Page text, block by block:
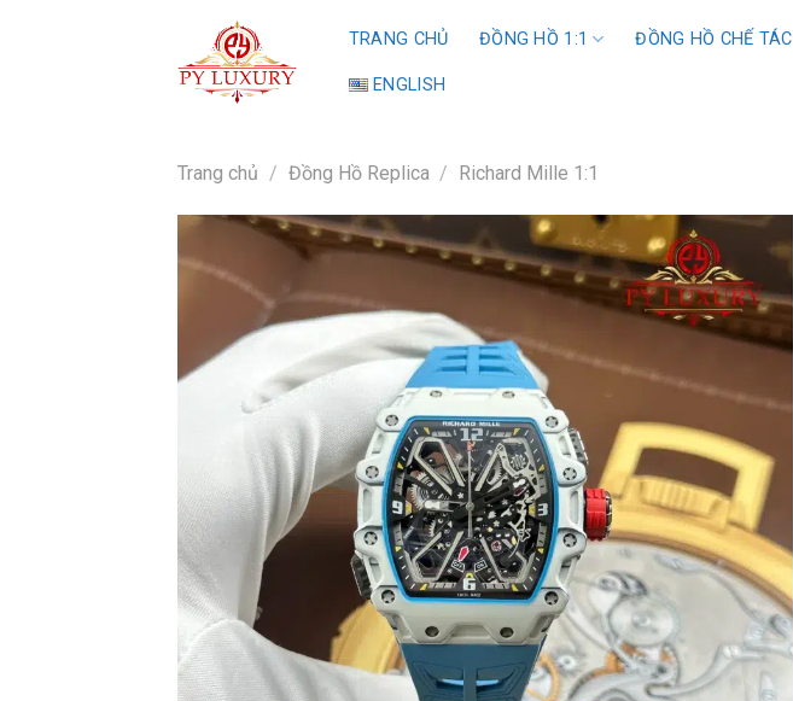
TRANG CHỦ ĐỒNG HỒ 1:1 ĐỒNG HỒ CHẾ TÁC
ENGLISH
Trang chủ / Đồng Hồ Replica / Richard Mille 1:1